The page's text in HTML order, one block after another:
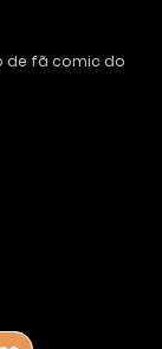
de fã comic do
neste curto